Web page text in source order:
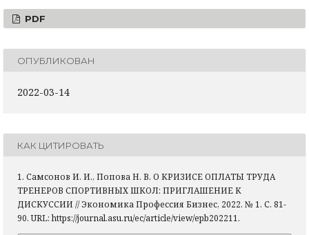
PDF
ОПУБЛИКОВАН
2022-03-14
КАК ЦИТИРОВАТЬ
1. Самсонов И. И., Попова Н. В. О КРИЗИСЕ ОПЛАТЫ ТРУДА
ТРЕНЕРОВ СПОРТИВНЫХ ШКОЛ: ПРИГЛАШЕНИЕ К
ДИСКУССИИ // Экономика Профессия Бизнес, 2022. № 1. С. 81-
90. URL: https://journal.asu.ru/ec/article/view/epb202211.